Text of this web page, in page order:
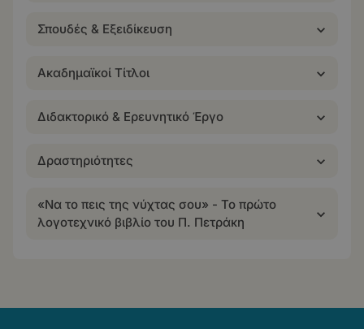
Σπουδές & Εξειδίκευση
Ακαδημαϊκοί Τίτλοι
Διδακτορικό & Ερευνητικό Έργο
Δραστηριότητες
«Να το πεις της νύχτας σου» - Το πρώτο
λογοτεχνικό βιβλίο του Π. Πετράκη